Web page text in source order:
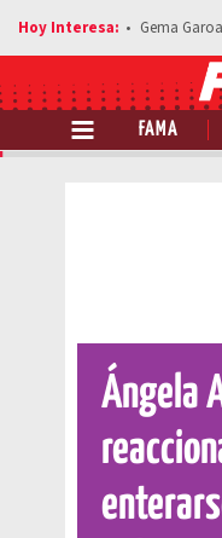
Gema Garoa
FAMA
Ángela